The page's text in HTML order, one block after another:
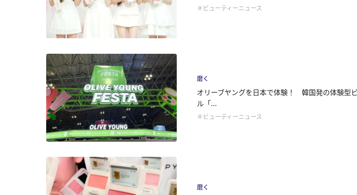
＃ビューティーニュース
磨く
オリーブヤングを日本で体験！ 韓国発の体験型
ル「...
＃ビューティーニュース
磨く